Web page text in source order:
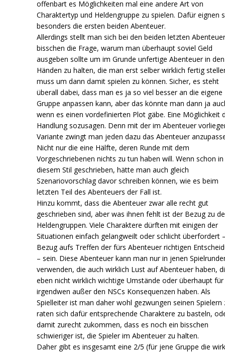
offenbart es Möglichkeiten mal eine andere Art von
Charaktertyp und Heldengruppe zu spielen. Dafür eignen
besonders die ersten beiden Abenteuer.
Allerdings stellt man sich bei den beiden letzten
bisschen die Frage, warum man überhaupt soviel Geld
ausgeben sollte um im Grunde unfertige Abenteuer in den
Händen zu halten, die man erst selber wirklich fertig
muss um dann damit spielen zu können. Sicher, es steht
überall dabei, dass man es ja so viel besser an die eigene
Gruppe anpassen kann, aber das könnte man dann ja
wenn es einen vordefinierten Plot gäbe. Eine Möglichkeit
Handlung sozusagen. Denn mit der im Abenteuer
Variante zwingt man jeden dazu das Abenteuer
Nicht nur die eine Hälfte, deren Runde mit dem
Vorgeschriebenen nichts zu tun haben will. Wenn schon in
diesem Stil geschrieben, hätte man auch gleich
Szenariovorschlag davor schreiben können, wie es beim
letzten Teil des Abenteuers der Fall ist.
Hinzu kommt, dass die Abenteuer zwar alle recht gut
geschrieben sind, aber was ihnen fehlt ist der Bezug zu
Heldengruppen. Viele Charaktere dürften mit einigen der
Situationen einfach gelangweilt oder schlicht überfordert
Bezug aufs Treffen der fürs Abenteuer richtigen
– sein. Diese Abenteuer kann man nur in jenen
verwenden, die auch wirklich Lust auf Abenteuer haben,
eben nicht wirklich wichtige Umstände oder überhaupt für
irgendwen außer den NSCs Konsequenzen haben. Als
Spielleiter ist man daher wohl gezwungen seinen Spielern
raten sich dafür entsprechende Charaktere zu basteln,
damit zurecht zukommen, dass es noch ein bisschen
schwieriger ist, die Spieler im Abenteuer zu halten.
Daher gibt es insgesamt eine 2/5 (für jene Gruppe die